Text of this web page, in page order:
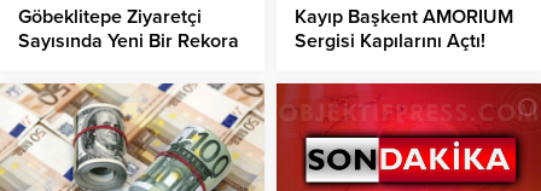
Göbeklitepe Ziyaretçi
Sayısında Yeni Bir Rekora
Kayıp Başkent AMORIUM
Sergisi Kapılarını Açtı!